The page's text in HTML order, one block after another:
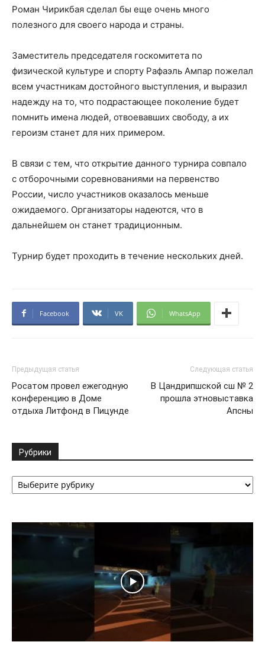
Роман Чирикбая сделал бы еще очень много
полезного для своего народа и страны.
Заместитель председателя госкомитета по
физической культуре и спорту Рафаэль Ампар пожелал
всем участникам достойного выступления, и выразил
надежду на то, что подрастающее поколение будет
помнить имена людей, отвоевавших свободу, а их
героизм станет для них примером.
В связи с тем, что открытие данного турнира совпало
с отборочными соревнованиями на первенство
России, число участников оказалось меньше
ожидаемого. Организаторы надеются, что в
дальнейшем он станет традиционным.
Турнир будет проходить в течение нескольких дней.
Facebook VK WhatsApp
Предыдущая статья
Росатом провел ежегодную
конференцию в Доме
отдыха Литфонд в Пицунде
Следующая статья
В Цандрипшской сш № 2
прошла этновыставка
Апсны
Рубрики
Рубрики